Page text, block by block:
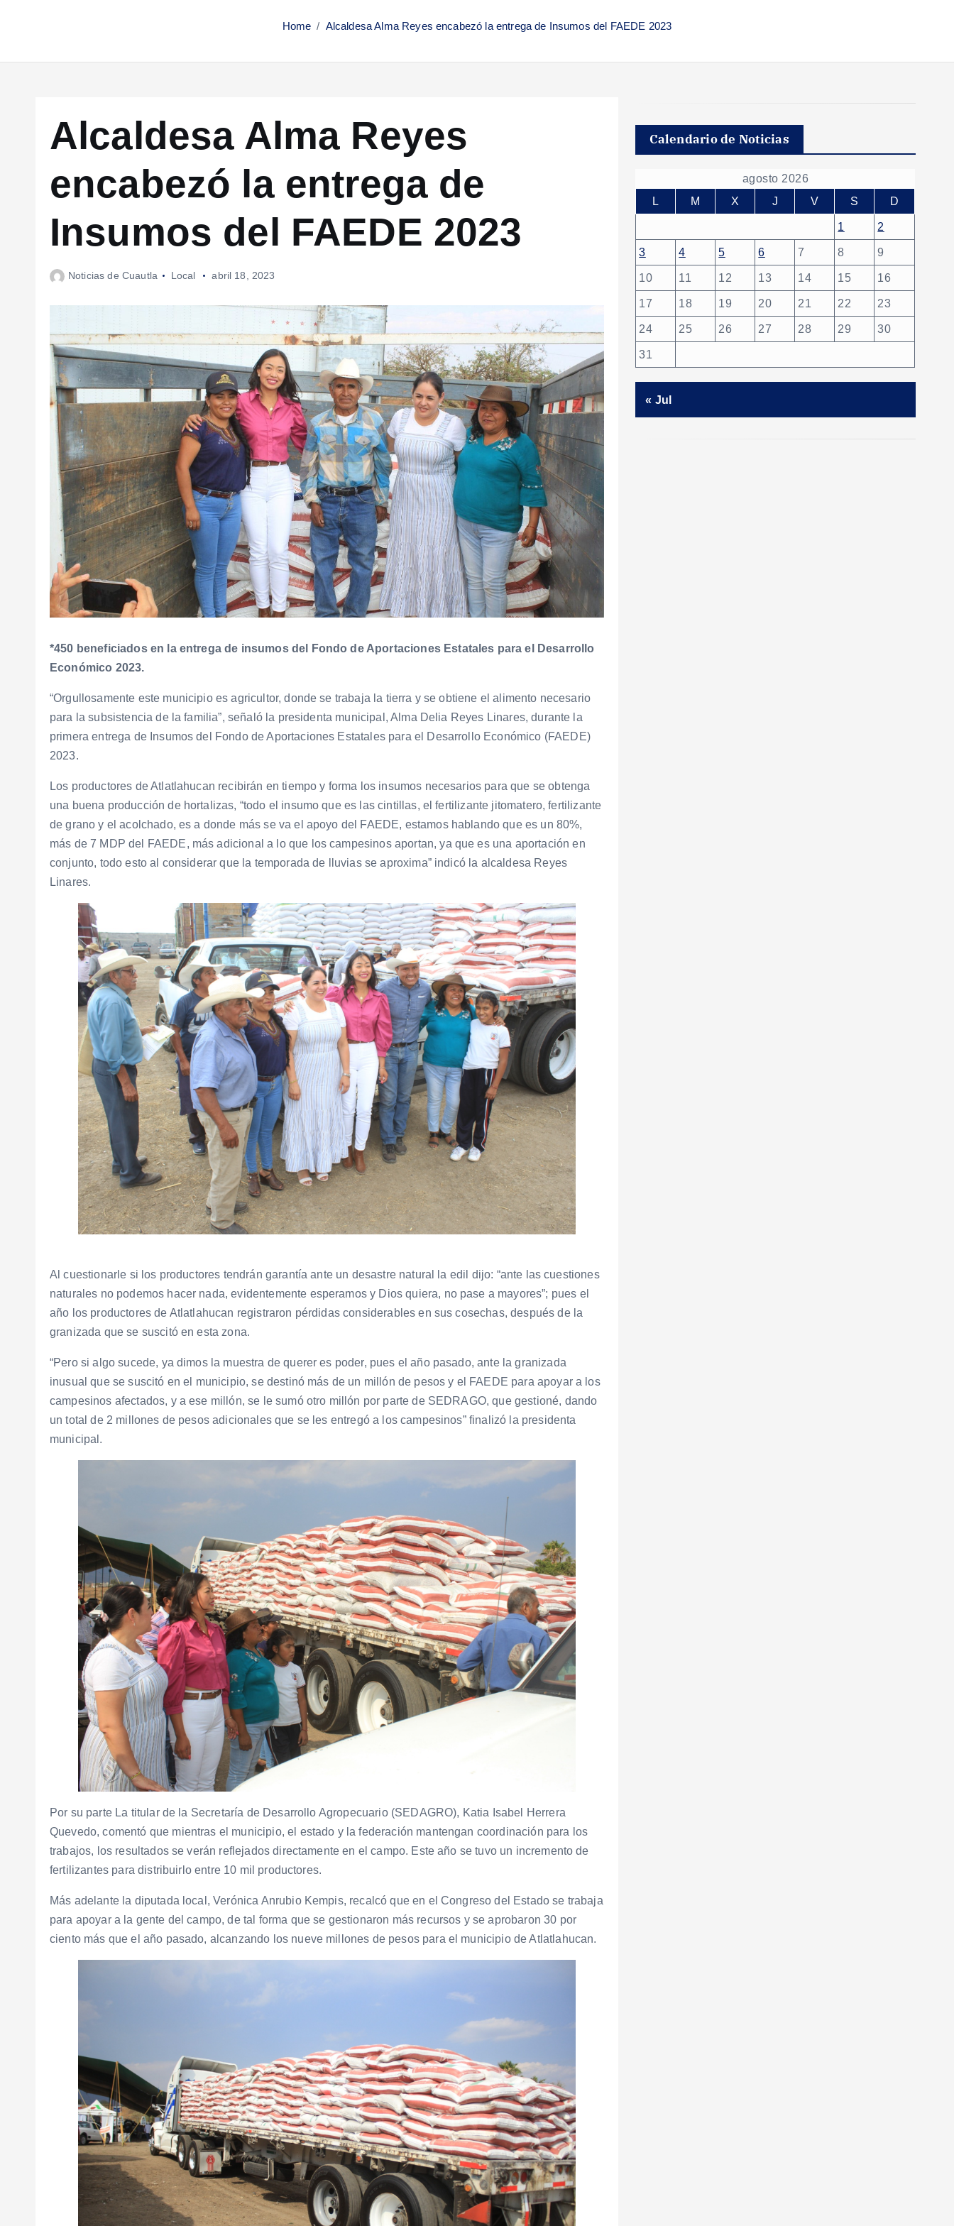
Home Alcaldesa Alma Reyes encabezó la entrega de Insumos del FAEDE 2023
Alcaldesa Alma Reyes
encabezó la entrega de
Insumos del FAEDE 2023
Noticias de Cuautla Local abril 18, 2023
*450 beneficiados en la entrega de insumos del Fondo de Aportaciones Estatales para el Desarrollo
Económico 2023.
“Orgullosamente este municipio es agricultor, donde se trabaja la tierra y se obtiene el alimento necesario
para la subsistencia de la familia”, señaló la presidenta municipal, Alma Delia Reyes Linares, durante la
primera entrega de Insumos del Fondo de Aportaciones Estatales para el Desarrollo Económico (FAEDE)
2023.
Los productores de Atlatlahucan recibirán en tiempo y forma los insumos necesarios para que se obtenga
una buena producción de hortalizas, “todo el insumo que es las cintillas, el fertilizante jitomatero, fertilizante
de grano y el acolchado, es a donde más se va el apoyo del FAEDE, estamos hablando que es un 80%,
más de 7 MDP del FAEDE, más adicional a lo que los campesinos aportan, ya que es una aportación en
conjunto, todo esto al considerar que la temporada de lluvias se aproxima” indicó la alcaldesa Reyes
Linares.
Al cuestionarle si los productores tendrán garantía ante un desastre natural la edil dijo: “ante las cuestiones
naturales no podemos hacer nada, evidentemente esperamos y Dios quiera, no pase a mayores”; pues el
año los productores de Atlatlahucan registraron pérdidas considerables en sus cosechas, después de la
granizada que se suscitó en esta zona.
“Pero si algo sucede, ya dimos la muestra de querer es poder, pues el año pasado, ante la granizada
inusual que se suscitó en el municipio, se destinó más de un millón de pesos y el FAEDE para apoyar a los
campesinos afectados, y a ese millón, se le sumó otro millón por parte de SEDRAGO, que gestioné, dando
un total de 2 millones de pesos adicionales que se les entregó a los campesinos” finalizó la presidenta
municipal.
Por su parte La titular de la Secretaría de Desarrollo Agropecuario (SEDAGRO), Katia Isabel Herrera
Quevedo, comentó que mientras el municipio, el estado y la federación mantengan coordinación para los
trabajos, los resultados se verán reflejados directamente en el campo. Este año se tuvo un incremento de
fertilizantes para distribuirlo entre 10 mil productores.
Más adelante la diputada local, Verónica Anrubio Kempis, recalcó que en el Congreso del Estado se trabaja
para apoyar a la gente del campo, de tal forma que se gestionaron más recursos y se aprobaron 30 por
ciento más que el año pasado, alcanzando los nueve millones de pesos para el municipio de Atlatlahucan.
Calendario de Noticias
agosto 2026
L
M X J V S D
1 2
3 4 5 6 7 8 9
10 11 12 13 14 15 16
17 18 19 20 21 22 23
24 25 26 27 28 29 30
31
« Jul